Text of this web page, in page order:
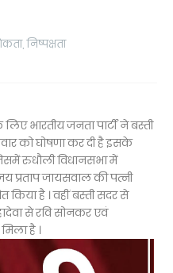
निष्पक्षता
भारतीय जनता पार्टी ने बस्ती
को घोषणा कर दी है इसके
रुधौली विधानसभा में
प्रताप जायसवाल की पत्नी
किया है । वहीं बस्ती सदर से
से रवि सोनकर एवं
है ।